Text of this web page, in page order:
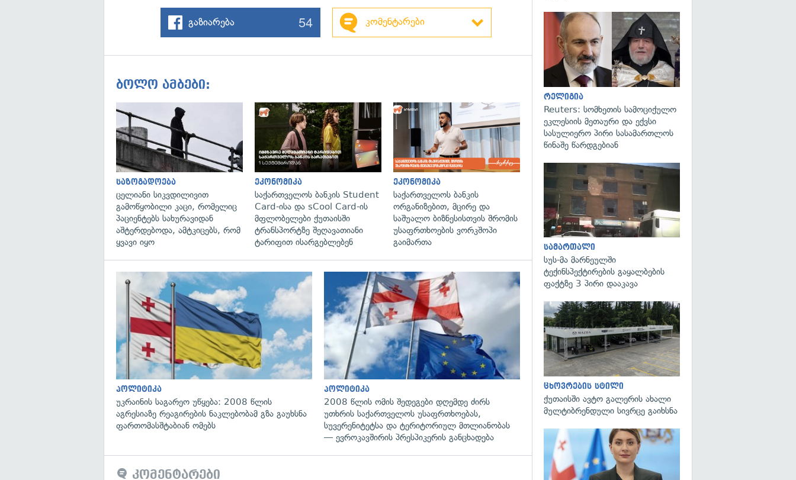
გაზიარება 54 კომენტარები
ბოლო ამბები:
გადახედვა
საზოგადოება
ცელიანი სიკვდილივით
გამოწყობილი კაცი, რომელიც
პაციენტებს სახურავიდან
აშტერდებოდა, ამტკიცებს, რომ
ყვავი იყო
ეკონომიკა
საქართველოს ბანკის Student
Card-ისა და sCool Card-ის
მფლობელები ქუთაისში
ტრანსპორტზე შეღავათიანი
ტარიფით ისარგებლებენ
ეკონომიკა
საქართველოს ბანკის
ორგანიზებით, მცირე და
საშუალო ბიზნესისთვის შრომის
უსაფრთხოების ვორკშოპი
გაიმართა
გადახედვა
პოლიტიკა
უკრაინის საგარეო უწყება: 2008 წლის
აგრესიაზე რეაგირების ნაკლებობამ გზა გაუხსნა
ფართომასშტაბიან ომებს
გადახედვა
პოლიტიკა
2008 წლის ომის შედეგები დღემდე ძირს
უთხრის საქართველოს უსაფრთხოებას,
სუვერენიტეტსა და ტერიტორიულ მთლიანობას
— ევროკავშირის პრესპიკერის განცხადება
კომენტარები
რელიგია
Reuters: სომხეთის სამოციქულო
ეკლესიის მეთაური და ექვსი
სასულიერო პირი სასამართლოს
წინაშე წარდგებიან
სამართალი
სუს-მა მარნეულში
ტექინსპექტირების გაყალბების
ფაქტზე 3 პირი დააკავა
ცხოვრების სტილი
ქუთაისში ავტო გალერის ახალი
მულტიბრენდული სივრცე გაიხსნა